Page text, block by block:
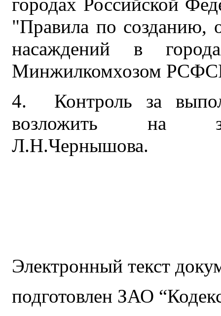
"Правила по созданию,
насаждений в
Минжилкомхозом
4. Контроль за
возложить на
Л.Н.Чернышова.
Электронный текст
подготовлен ЗАО